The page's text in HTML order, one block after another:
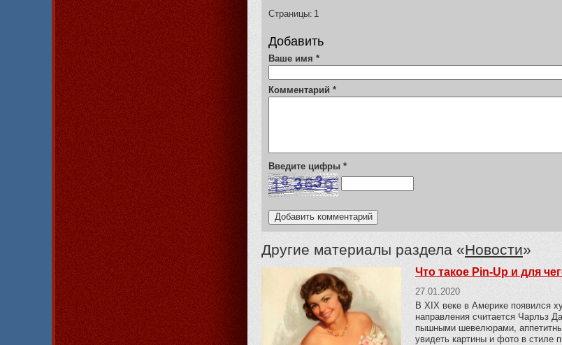
Страницы: 1
Добавить
Ваше имя *
Комментарий *
Введите цифры *
Другие материалы раздела «Новости»
Что такое Pin-Up и для
27.01.2020
В XIX веке в Америке появился
направления считается Чарльз
пышными шевелюрами,
увидеть картины и фото в стиле